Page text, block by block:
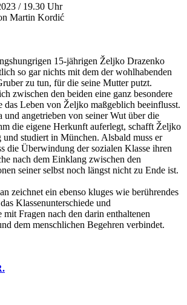
/ 19.30 Uhr
Martin Kordić
15-jährigen Željko Drazenko
so gar nichts mit dem der wohlhabenden
zu tun, für die seine Mutter putzt.
zwischen den beiden eine ganz besondere
das Leben von Željko maßgeblich beeinflusst.
angetrieben von seiner Wut über die
die eigene Herkunft auferlegt, schafft Željko
studiert in München. Alsbald muss er
die Überwindung der sozialen Klasse ihren
nach dem Einklang zwischen den
seiner selbst noch längst nicht zu Ende ist.
zeichnet ein ebenso kluges wie berührendes
Klassenunterschiede und
Fragen nach den darin enthaltenen
dem menschlichen Begehren verbindet.